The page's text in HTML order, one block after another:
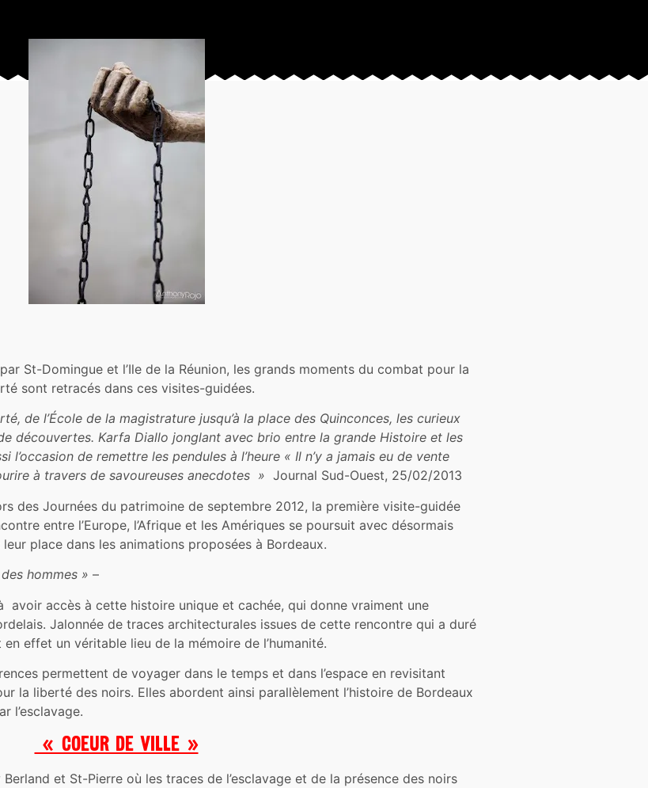
St-Domingue et l’Ile de la Réunion, les grands moments du combat pour la
sont retracés dans ces visites-guidées.
de l’École de la magistrature jusqu’à la place des Quinconces, les curieux
découvertes. Karfa Diallo jonglant avec brio entre la grande Histoire et les
de remettre les pendules à l’heure « Il n’y a jamais eu de vente
à travers de savoureuses anecdotes » Journal Sud-Ouest, 25/02/2013
des Journées du patrimoine de septembre 2012, la première visite-guidée
entre l’Europe, l’Afrique et les Amériques se poursuit avec désormais
place dans les animations proposées à Bordeaux.
hommes » –
avoir accès à cette histoire unique et cachée, qui donne vraiment une
Jalonnée de traces architecturales issues de cette rencontre qui a duré
effet un véritable lieu de la mémoire de l’humanité.
permettent de voyager dans le temps et dans l’espace en revisitant
la liberté des noirs. Elles abordent ainsi parallèlement l’histoire de Bordeaux
l’esclavage.
« COEUR DE VILLE »
et St-Pierre où les traces de l’esclavage et de la présence des noirs